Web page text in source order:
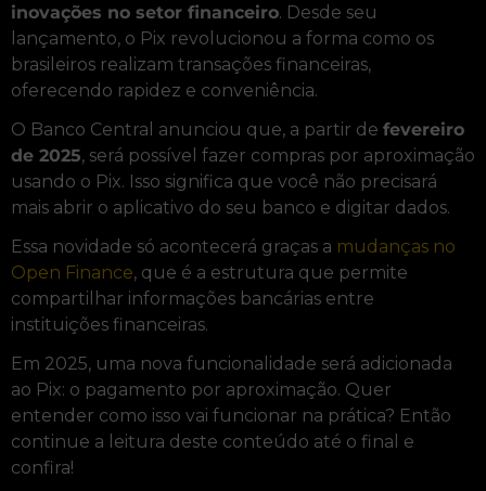
inovações no setor financeiro. Desde seu
lançamento, o Pix revolucionou a forma como os
brasileiros realizam transações financeiras,
oferecendo rapidez e conveniência.
O Banco Central anunciou que, a partir de fevereiro
de 2025, será possível fazer compras por aproximação
usando o Pix. Isso significa que você não precisará
mais abrir o aplicativo do seu banco e digitar dados.
Essa novidade só acontecerá graças a mudanças no
Open Finance, que é a estrutura que permite
compartilhar informações bancárias entre
instituições financeiras.
Em 2025, uma nova funcionalidade será adicionada
ao Pix: o pagamento por aproximação. Quer
entender como isso vai funcionar na prática? Então
continue a leitura deste conteúdo até o final e
confira!